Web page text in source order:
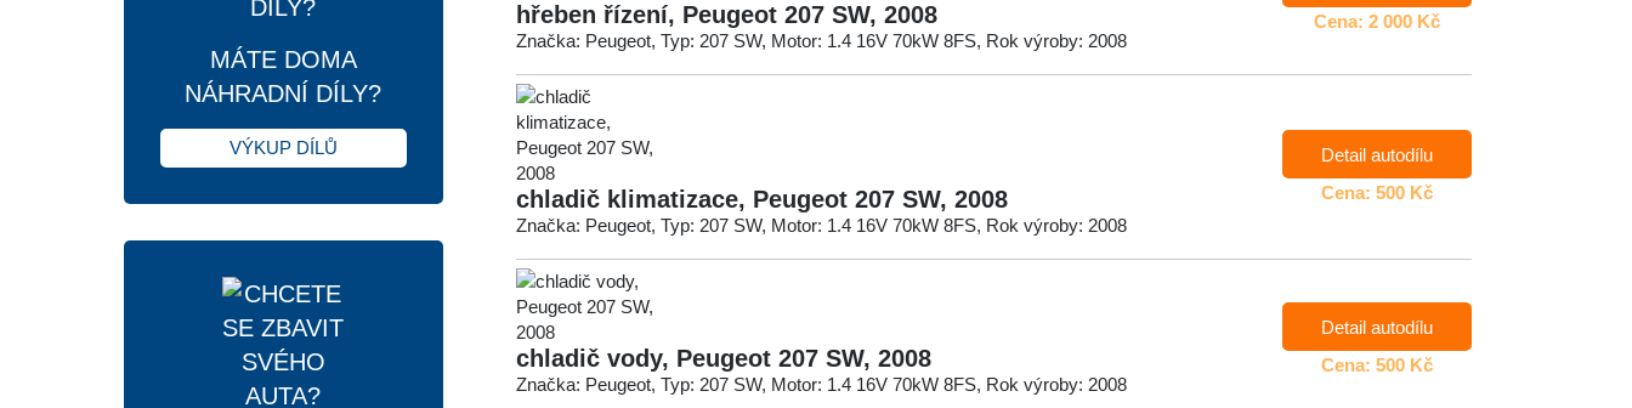
MÁTE DOMA
NÁHRADNÍ DÍLY?
VÝKUP DÍLŮ
hřeben řízení, Peugeot 207 SW, 2008
Značka: Peugeot, Typ: 207 SW, Motor: 1.4 16V 70kW 8FS, Rok výroby: 2008
Cena: 2 000 Kč
chladič klimatizace, Peugeot 207 SW, 2008
Značka: Peugeot, Typ: 207 SW, Motor: 1.4 16V 70kW 8FS, Rok výroby: 2008
Detail autodílu
Cena: 500 Kč
chladič vody, Peugeot 207 SW, 2008
Značka: Peugeot, Typ: 207 SW, Motor: 1.4 16V 70kW 8FS, Rok výroby: 2008
Detail autodílu
Cena: 500 Kč